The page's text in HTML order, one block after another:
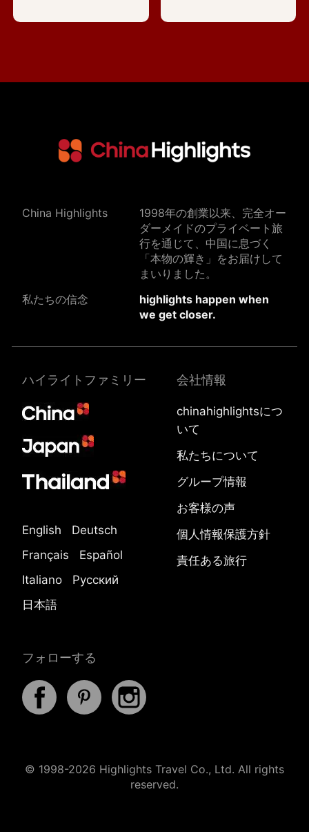
China Highlights
1998年の創業以来、完全オー
ダーメイドのプライベート旅
行を通じて、中国に息づく
「本物の輝き」をお届けして
まいりました。
私たちの信念
highlights happen when
we get closer.
ハイライトファミリー
English
Deutsch
Français
Español
Italiano
Русский
日本語
フォローする
会社情報
chinahighlightsにつ
いて
私たちについて
グループ情報
お客様の声
個人情報保護方針
責任ある旅行
© 1998-2026 Highlights Travel Co., Ltd. All rights
reserved.